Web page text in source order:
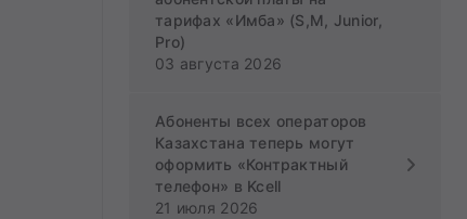
тарифах «Имба» (S,M, Junior,
Pro)
03 августа 2026
Абоненты всех операторов
Казахстана теперь могут
оформить «Контрактный
телефон» в Kcell
21 июля 2026